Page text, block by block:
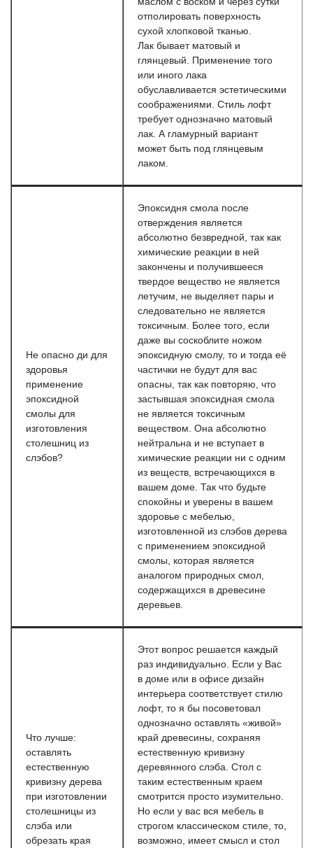
отполировать поверхность
сухой хлопковой тканью.
Лак бывает матовый и
глянцевый. Применение того
или иного лака
обуславливается эстетическими
соображениями. Стиль лофт
требует однозначно матовый
лак. А гламурный вариант
может быть под глянцевым
лаком.
Не опасно ди для
здоровья
применение
эпоксидной
смолы для
изготовления
столешниц из
слэбов?
Эпоксидня смола после
отверждения является
абсолютно безвредной, так как
химические реакции в ней
закончены и получившееся
твердое вещество не является
летучим, не выделяет пары и
следовательно не является
токсичным. Более того, если
даже вы соскоблите ножом
эпоксидную смолу, то и тогда её
частички не будут для вас
опасны, так как повторяю, что
застывшая эпоксидная смола
не является токсичным
веществом. Она абсолютно
нейтральна и не вступает в
химические реакции ни с одним
из веществ, встречающихся в
вашем доме. Так что будьте
спокойны и уверены в вашем
здоровье с мебелью,
изготовленной из слэбов дерева
с применением эпоксидной
смолы, которая является
аналогом природных смол,
содержащихся в древесине
деревьев.
Что лучше:
оставлять
естественную
кривизну дерева
при изготовлении
столешницы из
слэба или
обрезать края
Этот вопрос решается каждый
раз индивидуально. Если у Вас
в доме или в офисе дизайн
интерьера соответствует стилю
лофт, то я бы посоветовал
однозначно оставлять «живой»
край древесины, сохраняя
естественную кривизну
деревянного слэба. Стол с
таким естественным краем
смотрится просто изумительно.
Но если у вас вся мебель в
строгом классическом стиле, то,
возможно, имеет смысл и стол